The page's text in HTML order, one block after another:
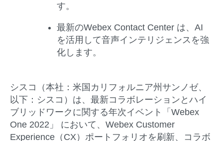
す。
最新のWebex Contact Center は、AI
を活用して音声インテリジェンスを強
化します。
シスコ（本社：米国カリフォルニア州サンノゼ、
以下：シスコ）は、最新コラボレーションとハイ
ブリッドワークに関する年次イベント「Webex
One 2022」 において、Webex Customer
Experience（CX）ポートフォリオを刷新、コラボ